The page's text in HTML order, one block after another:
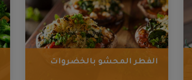
الفطر المحشو بالخضروات